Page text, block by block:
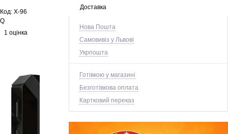
Доставка
Нова Пошта
Самовивіз у Львові
Укрпошта
Готівкою у магазині
Безготівкова оплата
Картковий переказ
Код: X-96
Q
1 оцінка